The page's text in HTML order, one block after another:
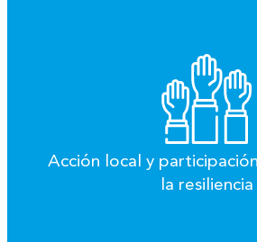
Acción local y
la resiliencia